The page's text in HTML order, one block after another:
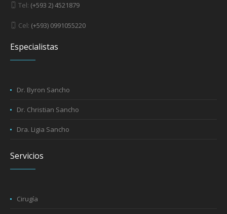
Tel: (+593 2) 4521879
Cel: (+593) 0991055220
Especialistas
Dr. Byron Sancho
Dr. Christian Sancho
Dra. Ligia Sancho
Servicios
Cirugía